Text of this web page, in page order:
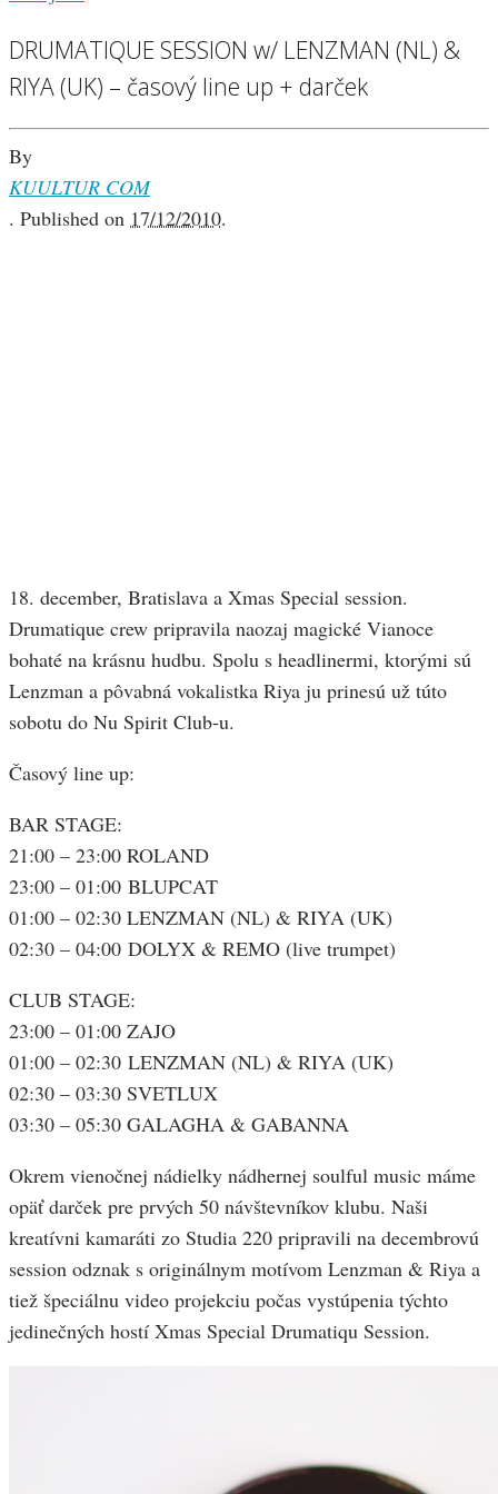
DRUMATIQUE SESSION w/ LENZMAN (NL) &
RIYA (UK) – časový line up + darček
By
KUULTUR COM
. Published on 17/12/2010.
18. december, Bratislava a Xmas Special session.
Drumatique crew pripravila naozaj magické Vianoce
bohaté na krásnu hudbu. Spolu s headlinermi, ktorými sú
Lenzman a pôvabná vokalistka Riya ju prinesú už túto
sobotu do Nu Spirit Club-u.
Časový line up:
BAR STAGE:
21:00 – 23:00 ROLAND
23:00 – 01:00 BLUPCAT
01:00 – 02:30 LENZMAN (NL) & RIYA (UK)
02:30 – 04:00 DOLYX & REMO (live trumpet)
CLUB STAGE:
23:00 – 01:00 ZAJO
01:00 – 02:30 LENZMAN (NL) & RIYA (UK)
02:30 – 03:30 SVETLUX
03:30 – 05:30 GALAGHA & GABANNA
Okrem vienočnej nádielky nádhernej soulful music máme
opäť darček pre prvých 50 návštevníkov klubu. Naši
kreatívni kamaráti zo Studia 220 pripravili na decembrovú
session odznak s originálnym motívom Lenzman & Riya a
tiež špeciálnu video projekciu počas vystúpenia týchto
jedinečných hostí Xmas Special Drumatiqu Session.